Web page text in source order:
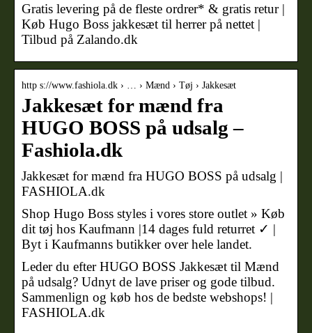
Gratis levering på de fleste ordrer* & gratis retur |
Køb Hugo Boss jakkesæt til herrer på nettet |
Tilbud på Zalando.dk
http s://www.fashiola.dk › … › Mænd › Tøj › Jakkesæt
Jakkesæt for mænd fra
HUGO BOSS på udsalg –
Fashiola.dk
Jakkesæt for mænd fra HUGO BOSS på udsalg |
FASHIOLA.dk
Shop Hugo Boss styles i vores store outlet » Køb
dit tøj hos Kaufmann |14 dages fuld returret ✓ |
Byt i Kaufmanns butikker over hele landet.
Leder du efter HUGO BOSS Jakkesæt til Mænd
på udsalg? Udnyt de lave priser og gode tilbud.
Sammenlign og køb hos de bedste webshops! |
FASHIOLA.dk